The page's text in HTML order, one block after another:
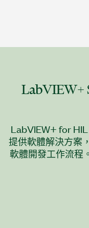
LabVIEW+
LabVIEW+ for
提供軟體解決方案
軟體開發工作流程